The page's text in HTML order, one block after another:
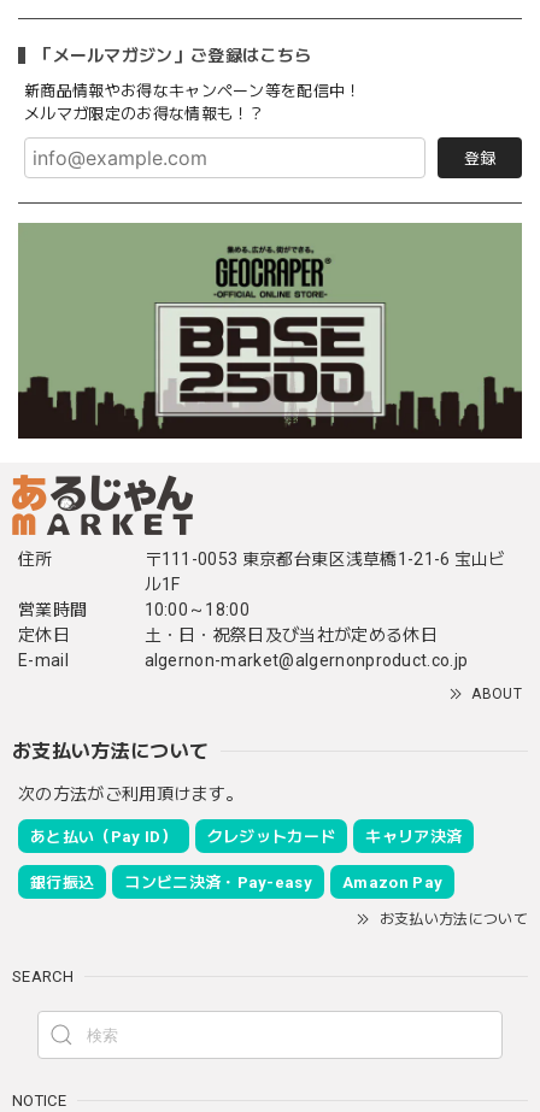
「メールマガジン」ご登録はこちら
新商品情報やお得なキャンペーン等を配信中！
メルマガ限定のお得な情報も！？
登録
住所
〒111-0053 東京都台東区浅草橋1-21-6 宝山ビ
ル1F
営業時間
10:00～18:00
定休日
土・日・祝祭日及び当社が定める休日
E-mail
algernon-market@algernonproduct.co.jp
ABOUT
お支払い方法について
次の方法がご利用頂けます。
あと払い（Pay ID） クレジットカード キャリア決済
銀行振込 コンビニ決済・Pay-easy Amazon Pay
お支払い方法について
SEARCH
NOTICE